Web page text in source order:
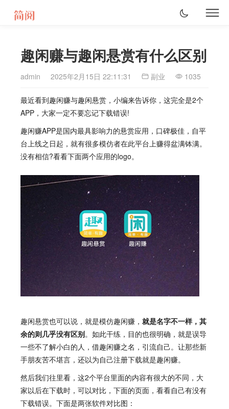
趣闲赚与趣闲悬赏有什么区别
admin 2025年2月15日 22:11:31 副业 1035
最近看到趣闲赚与趣闲悬赏，小编来告诉你， 这完全是2个
APP，大家一定不要忘记下载错误!
趣闲赚APP是国内最具影响力的悬赏应用，口碑极佳，自平
台上线之日起，就有很多模仿者在此平台上赚得盆满钵满。
没有相信?看看下面两个应用的logo。
趣闲悬赏也可以说，就是模仿趣闲赚 ， 就是名字不一样，其
余的则几乎没有区别。如此干练，目的也很明确，就是误导
一些不了解小白的人，借趣闲赚之名，引流自己。让那些新
手朋友苦不堪言，还以为自己注册下载就是趣闲赚。
然后我们往里看，这2个平台里面的内容有很大的不同，大
家以后在下载时，可以对比，下面的页面，看看自己有没有
下载错误。下面是两张软件对比图：